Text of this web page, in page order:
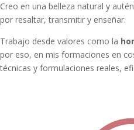
Creo en una belleza natural y
por resaltar, transmitir y enseñar.
Trabajo desde valores como la
por eso, en mis formaciones en
técnicas y formulaciones reales,